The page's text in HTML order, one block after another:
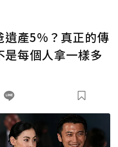
遺產5%？真正的傳
每個人拿一樣多